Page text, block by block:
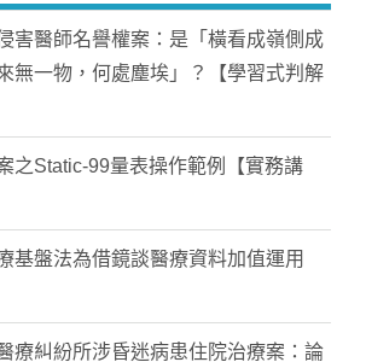
害醫師名譽權案：是「橫看成嶺側成
無一物，何處塵埃」？【學習式判解
之Static-99量表操作範例【實務講
基盤法為借鏡談醫療資料加值運用
療糾紛所涉昏迷病患住院治療案：論